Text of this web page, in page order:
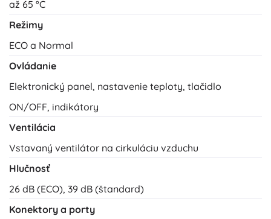
až 65 °C
Režimy
ECO a Normal
Ovládanie
Elektronický panel, nastavenie teploty, tlačidlo
ON/OFF, indikátory
Ventilácia
Vstavaný ventilátor na cirkuláciu vzduchu
Hlučnosť
26 dB (ECO), 39 dB (štandard)
Konektory a porty